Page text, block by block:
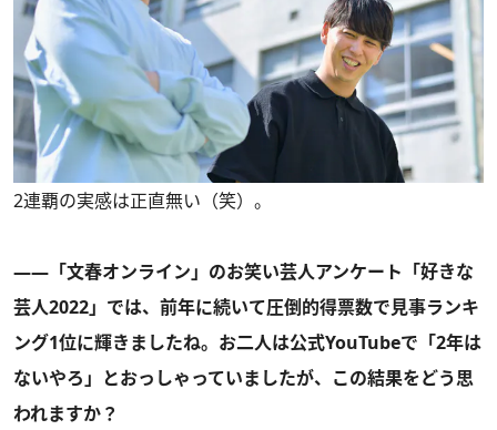
2連覇の実感は正直無い（笑）。
――「文春オンライン」のお笑い芸人アンケート「好きな
芸人2022」では、前年に続いて圧倒的得票数で見事ランキ
ング1位に輝きましたね。お二人は公式YouTubeで「2年は
ないやろ」とおっしゃっていましたが、この結果をどう思
われますか？